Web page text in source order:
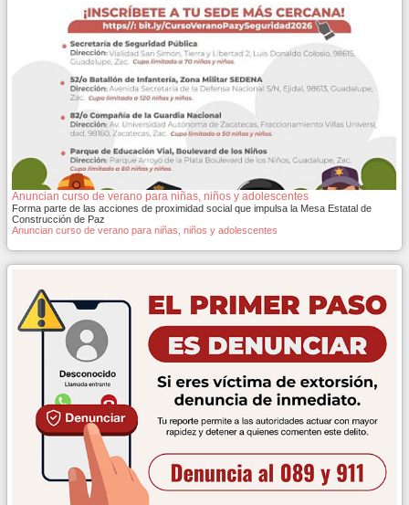
Anuncian curso de verano para niñas, niños y adolescentes
Forma parte de las acciones de proximidad social que impulsa la Mesa Estatal de
Construcción de Paz
Anuncian curso de verano para niñas, niños y adolescentes